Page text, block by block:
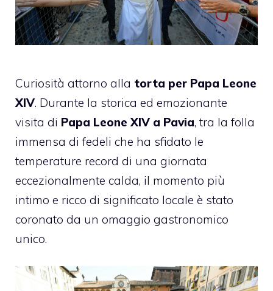
Curiosità attorno alla torta per Papa Leone
XIV. Durante la storica ed emozionante
visita di Papa Leone XIV a Pavia, tra la folla
immensa di fedeli che ha sfidato le
temperature record di una giornata
eccezionalmente calda, il momento più
intimo e ricco di significato locale è stato
coronato da un omaggio gastronomico
unico.